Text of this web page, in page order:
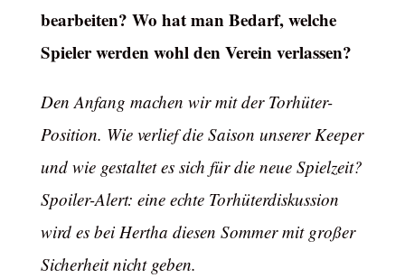
bearbeiten? Wo hat man Bedarf, welche
Spieler werden wohl den Verein verlassen?
Den Anfang machen wir mit der Torhüter-
Position. Wie verlief die Saison unserer Keeper
und wie gestaltet es sich für die neue Spielzeit?
Spoiler-Alert: eine echte Torhüterdiskussion
wird es bei Hertha diesen Sommer mit großer
Sicherheit nicht geben.